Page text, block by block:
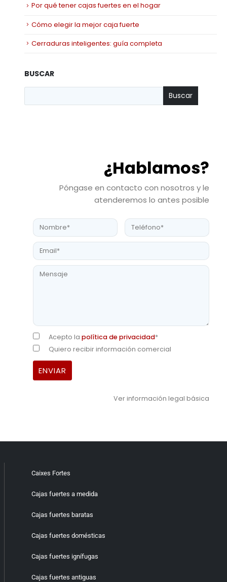
Por qué tener cajas fuertes en el hogar
Cómo elegir la mejor caja fuerte
Cerraduras inteligentes: guía completa
BUSCAR
Buscar
¿Hablamos?
Póngase en contacto con nosotros y le
atenderemos lo antes posible
Acepto la política de privacidad*
Quiero recibir información comercial
Ver información legal básica
Caixes Fortes
Cajas fuertes a medida
Cajas fuertes baratas
Cajas fuertes domésticas
Cajas fuertes ignífugas
Cajas fuertes antiguas